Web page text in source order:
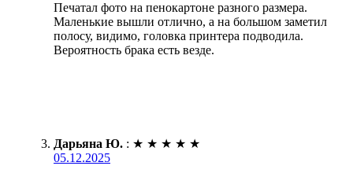
Печатал фото на пенокартоне разного размера.
Маленькие вышли отлично, а на большом заметил
полосу, видимо, головка принтера подводила.
Вероятность брака есть везде.
Дарьяна Ю. : ★ ★ ★ ★ ★
05.12.2025